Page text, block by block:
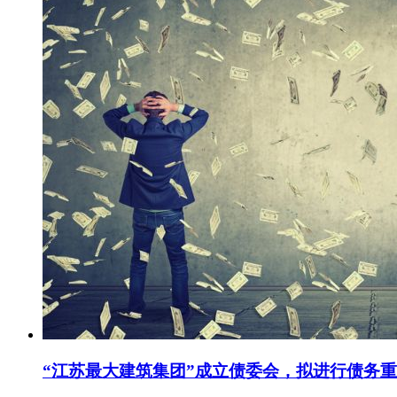
“江苏最大建筑集团”成立债委会，拟进行债务